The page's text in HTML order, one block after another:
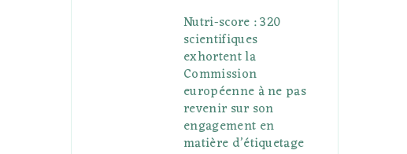
Nutri-score : 320
scientifiques
exhortent la
Commission
européenne à ne pas
revenir sur son
engagement en
matière d’étiquetage